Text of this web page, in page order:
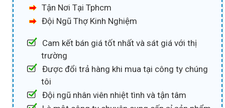
Tận Nơi Tại Tphcm
Đội Ngũ Thợ Kinh Nghiệm
Cam kết bán giá tốt nhất và sát giá với thị
trường
Được đổi trả hàng khi mua tại công ty chúng
tôi
Đội ngũ nhân viên nhiệt tình và tận tâm